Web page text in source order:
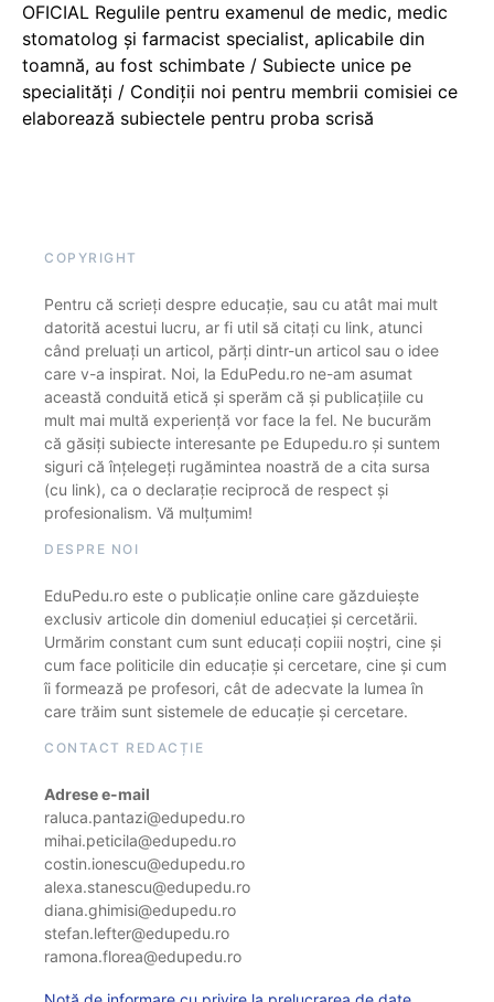
OFICIAL Regulile pentru examenul de medic, medic
stomatolog și farmacist specialist, aplicabile din
toamnă, au fost schimbate / Subiecte unice pe
specialități / Condiții noi pentru membrii comisiei ce
elaborează subiectele pentru proba scrisă
COPYRIGHT
Pentru că scrieți despre educație, sau cu atât mai mult
datorită acestui lucru, ar fi util să citați cu link, atunci
când preluați un articol, părți dintr-un articol sau o idee
care v-a inspirat. Noi, la EduPedu.ro ne-am asumat
această conduită etică și sperăm că și publicațiile cu
mult mai multă experiență vor face la fel. Ne bucurăm
că găsiți subiecte interesante pe Edupedu.ro și suntem
siguri că înțelegeți rugămintea noastră de a cita sursa
(cu link), ca o declarație reciprocă de respect și
profesionalism. Vă mulțumim!
DESPRE NOI
EduPedu.ro este o publicație online care găzduiește
exclusiv articole din domeniul educației și cercetării.
Urmărim constant cum sunt educați copiii noștri, cine și
cum face politicile din educație și cercetare, cine și cum
îi formează pe profesori, cât de adecvate la lumea în
care trăim sunt sistemele de educație și cercetare.
CONTACT REDACȚIE
Adrese e-mail
raluca.pantazi@edupedu.ro
mihai.peticila@edupedu.ro
costin.ionescu@edupedu.ro
alexa.stanescu@edupedu.ro
diana.ghimisi@edupedu.ro
stefan.lefter@edupedu.ro
ramona.florea@edupedu.ro